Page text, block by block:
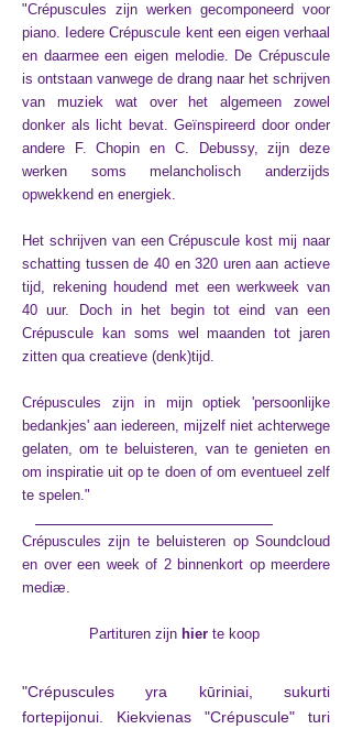
"Crépuscules zijn werken gecomponeerd voor
piano. Iedere Crépuscule kent een eigen verhaal
en daarmee een eigen melodie. De Crépuscule
is ontstaan vanwege de drang naar het schrijven
van muziek wat over het algemeen zowel
donker als licht bevat. Geïnspireerd door onder
andere F. Chopin en C. Debussy, zijn deze
werken soms melancholisch anderzijds
opwekkend en energiek.
Het schrijven van een Crépuscule kost mij naar
schatting tussen de 40 en 320 uren aan actieve
tijd, rekening houdend met een werkweek van
40 uur. Doch in het begin tot eind van een
Crépuscule kan soms wel maanden tot jaren
zitten qua creatieve (denk)tijd.
Crépuscules zijn in mijn optiek 'persoonlijke
bedankjes' aan iedereen, mijzelf niet achterwege
gelaten, om te beluisteren, van te genieten en
om inspiratie uit op te doen of om eventueel zelf
te spelen."
Crépuscules zijn te beluisteren op Soundcloud
en over een week of 2 binnenkort op meerdere
mediæ.
Partituren zijn hierte koop
"Crépuscules yra kūriniai, sukurti
fortepijonui. Kiekvienas "Crépuscule" turi